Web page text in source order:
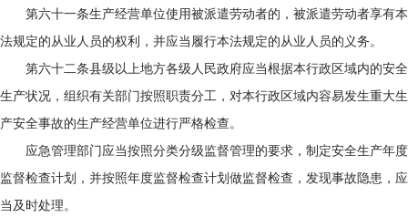
第六十一条生产经营单位使用被派遣劳动者的，被派遣劳动者享有本
法规定的从业人员的权利，并应当履行本法规定的从业人员的义务。
第六十二条县级以上地方各级人民政府应当根据本行政区域内的安全
生产状况，组织有关部门按照职责分工，对本行政区域内容易发生重大生
产安全事故的生产经营单位进行严格检查。
应急管理部门应当按照分类分级监督管理的要求，制定安全生产年度
监督检查计划，并按照年度监督检查计划做监督检查，发现事故隐患，应
当及时处理。